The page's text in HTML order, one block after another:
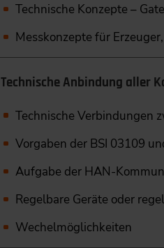
Technische Konzepte –
Messkonzepte für
Technische Anbindung aller
Technische Verbindungen
Vorgaben der BSI 03109
Aufgabe der HAN-
Regelbare Geräte oder
Wechelmöglichkeiten